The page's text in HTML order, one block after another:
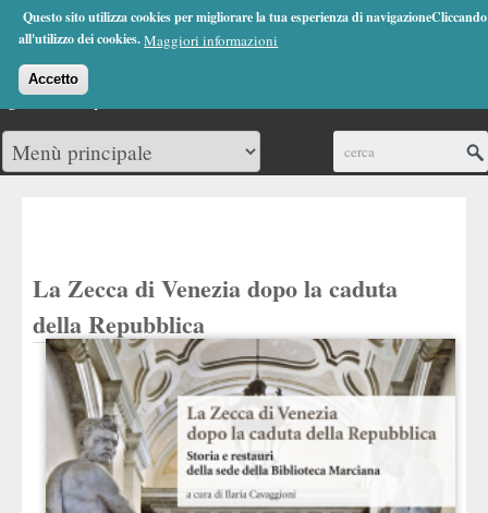
Questo sito utilizza cookies per migliorare la tua esperienza di
all'utilizzo dei cookies.Maggiori informazioni
Accetto
Jump to Navigation
(0)
La Zecca di Venezia dopo la caduta
della Repubblica